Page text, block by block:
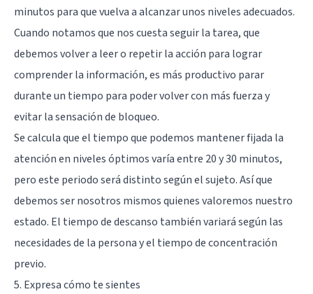
minutos para que vuelva a alcanzar unos niveles adecuados.
Cuando notamos que nos cuesta seguir la tarea, que
debemos volver a leer o repetir la acción para lograr
comprender la información, es más productivo parar
durante un tiempo para poder volver con más fuerza y
evitar la sensación de bloqueo.
Se calcula que el tiempo que podemos mantener fijada la
atención en niveles óptimos varía entre 20 y 30 minutos,
pero este periodo será distinto según el sujeto. Así que
debemos ser nosotros mismos quienes valoremos nuestro
estado. El tiempo de descanso también variará según las
necesidades de la persona y el tiempo de concentración
previo.
5. Expresa cómo te sientes